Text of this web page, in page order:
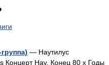
— Наутилус
Концерт Нау. Конец 80 х Годы